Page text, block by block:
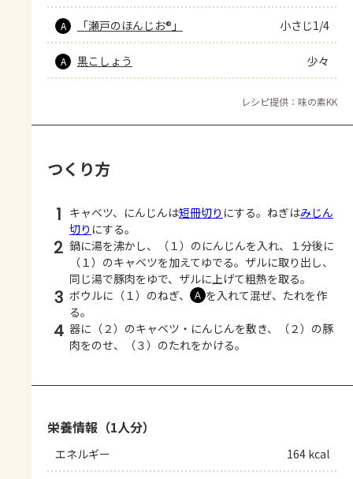
A 「瀬戸のほんじお®」 小さじ1/4
A 黒こしょう 少々
レシピ提供：味の素KK
つくり方
1 キャベツ、にんじんは短冊切り にする。ねぎはみじん
切り にする。
2 鍋に湯を沸かし、（１）のにんじんを入れ、１分後に
（１）のキャベツを加えてゆでる。ザルに取り出し、
同じ湯で豚肉をゆで、ザルに上げて粗熱を取る。
3 ボウルに（１）のねぎ、 Ａ を入れて混ぜ、たれを作
る。
4 器に（２）のキャベツ・にんじんを敷き、（２）の豚
肉をのせ、（３）のたれをかける。
栄養情報（1人分）
エネルギー 164 kcal